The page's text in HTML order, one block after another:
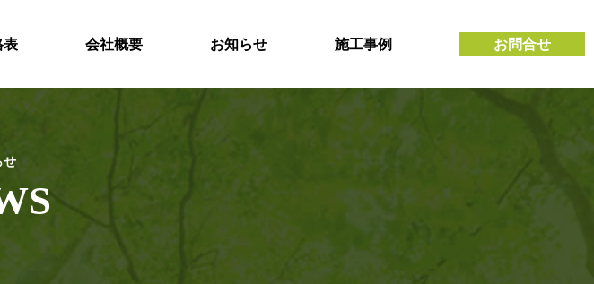
表 会社概要 お知らせ 施工事例 お問合せ
せ